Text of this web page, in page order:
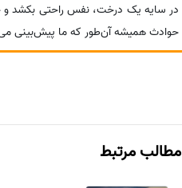
در سایه یک درخت، نفس راحتی بکشد و
حوادث همیشه آن‌طور که ما پیش‌بینی
مطالب مرتبط